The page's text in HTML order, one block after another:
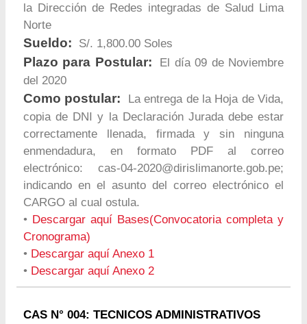
la Dirección de Redes integradas de Salud Lima
Norte
Sueldo: S/. 1,800.00 Soles
Plazo para Postular:
El día 09 de Noviembre
del 2020
Como postular:
La entrega de la Hoja de Vida,
copia de DNI y la Declaración Jurada debe estar
correctamente llenada, firmada y sin ninguna
enmendadura, en formato PDF al correo
electrónico: cas-04-2020@dirislimanorte.gob.pe;
indicando en el asunto del correo electrónico el
CARGO al cual ostula.
• Descargar aquí Bases(Convocatoria completa y
Cronograma)
• Descargar aquí Anexo 1
• Descargar aquí Anexo 2
CAS N° 004: TECNICOS ADMINISTRATIVOS